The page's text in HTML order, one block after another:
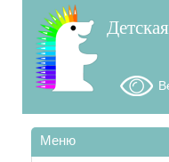
Меню